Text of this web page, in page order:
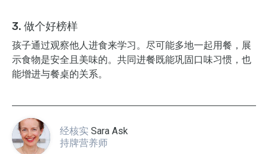
3. 做个好榜样
孩子通过观察他人进食来学习。尽可能多地一起用餐，展
示食物是安全且美味的。共同进餐既能巩固口味习惯，也
能增进与餐桌的关系。
经核实 Sara Ask
持牌营养师